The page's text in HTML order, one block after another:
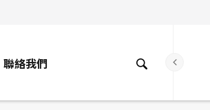
聯絡我們